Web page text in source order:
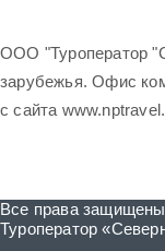
ООО "Туроператор
зарубежья. Офис
с сайта
Все права
Туроператор